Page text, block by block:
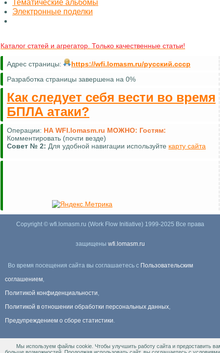
Тематические альбомы
Электронные поделки
Каталог статей и агрегатор. Только качественные статьи!
Адрес страницы:
https://wfi.lomasm.ru/русский.ссср
Разработка страницы завершена на 0%
Как следует себя вести во время
БПЛА атаки?
Операции: НА WFI.lomasm.ru МОЖНО: Гостям:
Комментировать (почти везде)
Совет № 2: Для удобной навигации используйте карту сайта
Copyright © wfi.lomasm.ru (Work Flow Initiative) 1999-2025 Все права
защищены wfi.lomasm.ru
Во время посещения сайта вы соглашаетесь с Пользовательским
соглашением,
Политикой конфиденциальности,
Политикой в отношении обработки персональных данных,
Предупреждением о сборе статистики.
Информация Для правообладателей.
Мы используем файлы cookie. Чтобы улучшить работу сайта и предоставить